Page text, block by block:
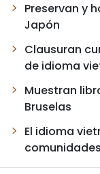
Preservan y
Japón
Clausuran
de idioma
Muestran
Bruselas
El idioma